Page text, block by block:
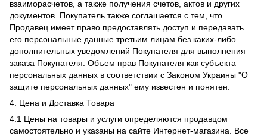
взаиморасчетов, а также получения счетов, актов и других
документов. Покупатель также соглашается с тем, что
Продавец имеет право предоставлять доступ и передавать
его персональные данные третьим лицам без каких-либо
дополнительных уведомлений Покупателя для выполнения
заказа Покупателя. Объем прав Покупателя как субъекта
персональных данных в соответствии с Законом Украины "О
защите персональных данных" ему известен и понятен.
4. Цена и Доставка Товара
4.1 Цены на товары и услуги определяются продавцом
самостоятельно и указаны на сайте Интернет-магазина. Все